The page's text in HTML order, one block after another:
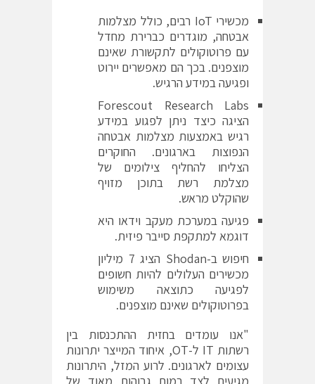
מכשירי IoT רבים, כולל מצלמות
אבטחה, מוגדרים כברירת מחדל
עם פרוטוקולים לתקשורת שאינם
מוצפנים. בכך הם מאפשרים יירוט
ופגיעה במידע הרגיש.
Forescout Research Labs
הציגה כיצד ניתן לפגוע במידע
רגיש באמצעות מצלמות אבטחה
הנפוצות בארגונים. החוקרים
הצליחו להחליף צילומים של
מצלמת רשת בתוכן מזויף
שהוקלט מראש.
פגיעה במערכת מעקב וידאו היא
דוגמא למתקפת סייבר פיזית.
חיפוש ב-Shodan הציג 7 מיליון
מכשירים העלולים להיות חשופים
לפגיעה כתוצאה משימוש
בפרוטוקולים שאינם מוצפנים.
"אנו עומדים בחזית ההתכנסות בין
רשתות IT ל-OT, איחוד המייצר יתרונות
עצומים לארגונים. לרוע המזל, היתרונות
מגיעים לצד רמות גבוהות מאוד של